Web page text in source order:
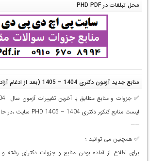
محل تبلغات در PHD PDF
منابع جدید آزمون دکتری 1404 – 1405 (بعد از ادغام آزاد و سراسری)
لیست منابع کنکور دکتری 1404 – 1405 PHD سایت ،در حال به روز سازی است.
——
✅ همچنین می توانید ؛
برای اطلاع از آماده بودن منابع و جزوات دکترای رشته